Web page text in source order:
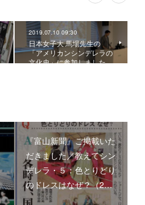
2019.07.10 09:30
日本女子大 馬場先生の
「アメリカンシンデレラの
文化史」に参加しました。
『富山新聞』ご掲載いた
だきました／教えてシン
デレラ・５：色とりどり
のドレスはなぜ？（2…